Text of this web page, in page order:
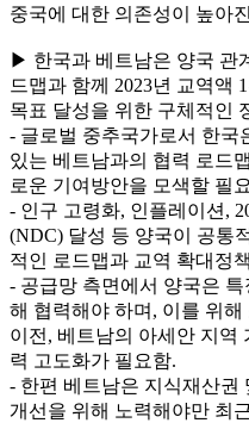
중국에 대한 의존성이 높아
▶ 한국과 베트남은 양국 관
드맵과 함께 2023년 교역액
목표 달성을 위한 구체적인
- 글로벌 중추국가로서 한국
있는 베트남과의 협력 로드
로운 기여방안을 모색할 필
- 인구 고령화, 인플레이션,
(NDC) 달성 등 양국이 공통
적인 로드맵과 교역 확대정
- 공급망 측면에서 양국은
해 협력해야 하며, 이를 위
이전, 베트남의 아세안 지역
력 고도화가 필요함.
- 한편 베트남은 지식재산권
개선을 위해 노력해야만 최